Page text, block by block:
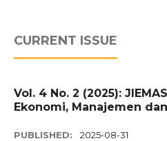
CURRENT ISSUE
Vol. 4 No. 2 (2025):
Ekonomi, Manajemen
PUBLISHED: 2025-08-31